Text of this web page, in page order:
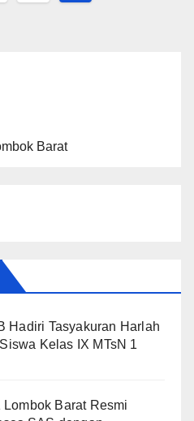
Barat
Hadiri Tasyakuran Harlah
Kelas IX MTsN 1
Barat Resmi